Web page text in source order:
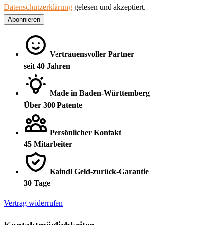
Datenschutzerklärung gelesen und akzeptiert.
Abonnieren
Vertrauensvoller Partner
seit 40 Jahren
Made in Baden-Württemberg
Über 300 Patente
Persönlicher Kontakt
45 Mitarbeiter
Kaindl Geld-zurück-Garantie
30 Tage
Vertrag widerrufen